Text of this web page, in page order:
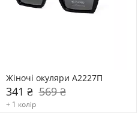
Жіночі окуляри А2227П
341 ₴ 569 ₴
+ 1 колір